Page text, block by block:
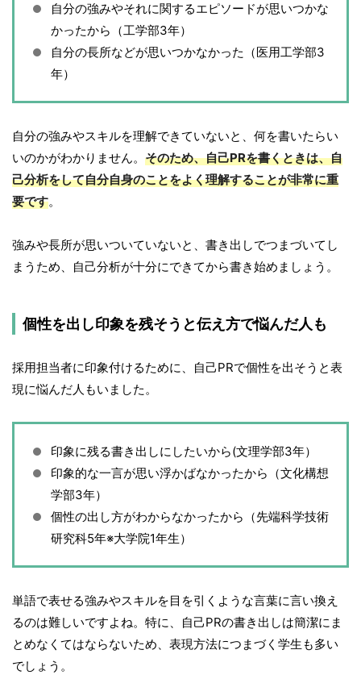
自分の強みやそれに関するエピソードが思いつかな
かったから（工学部3年）
自分の長所などが思いつかなかった（医用工学部3
年）
自分の強みやスキルを理解できていないと、何を書いたらい
いのかがわかりません。 そのため、自己PRを書くときは、自
己分析をして自分自身のことをよく理解することが非常に重
要です。
強みや長所が思いついていないと、書き出しでつまづいてし
まうため、自己分析が十分にできてから書き始めましょう。
個性を出し印象を残そうと伝え方で悩んだ人も
採用担当者に印象付けるために、自己PRで個性を出そうと表
現に悩んだ人もいました。
印象に残る書き出しにしたいから(文理学部3年）
印象的な一言が思い浮かばなかったから（文化構想
学部3年）
個性の出し方がわからなかったから（先端科学技術
研究科5年※大学院1年生）
単語で表せる強みやスキルを目を引くような言葉に言い換え
るのは難しいですよね。特に、自己PRの書き出しは簡潔にま
とめなくてはならないため、表現方法につまづく学生も多い
でしょう。